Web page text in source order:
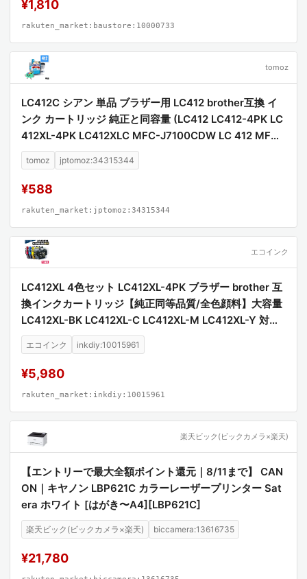
¥1,810
rakuten_market:baustore:10000733
tomoz
LC412C シアン 単品 ブラザー用 LC412 brother互換 イ
ンク カートリッジ 純正と同容量 (LC412 LC412-4PK LC
412XL-4PK LC412XLC MFC-J7100CDW LC 412 MFC-
J7300CDW MFCJ7100CDW MFCJ7300CDW)
tomoz jptomoz:34315344
¥588
rakuten_market:jptomoz:34315344
エコインク
LC412XL 4色セット LC412XL-4PK ブラザー brother 互
換インクカートリッジ【純正同等品質/全色顔料】大容量
LC412XL-BK LC412XL-C LC412XL-M LC412XL-Y 対応
プリンター MFC-J7100CDW MFC-J7300CDW 高品質
顔料インク 互換インク
エコインク inkdiy:10015961
¥5,980
rakuten_market:inkdiy:10015961
楽天ビック(ビックカメラ×楽天)
【エントリーで最大全額ポイント還元｜8/11まで】 CAN
ON｜キヤノン LBP621C カラーレーザープリンター Sat
era ホワイト [はがき〜A4][LBP621C]
楽天ビック(ビックカメラ×楽天) biccamera:13616735
¥21,780